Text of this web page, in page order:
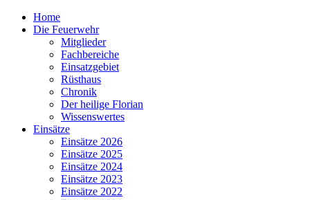
Home
Die Feuerwehr
Mitglieder
Fachbereiche
Einsatzgebiet
Rüsthaus
Chronik
Der heilige Florian
Wissenswertes
Einsätze
Einsätze 2026
Einsätze 2025
Einsätze 2024
Einsätze 2023
Einsätze 2022